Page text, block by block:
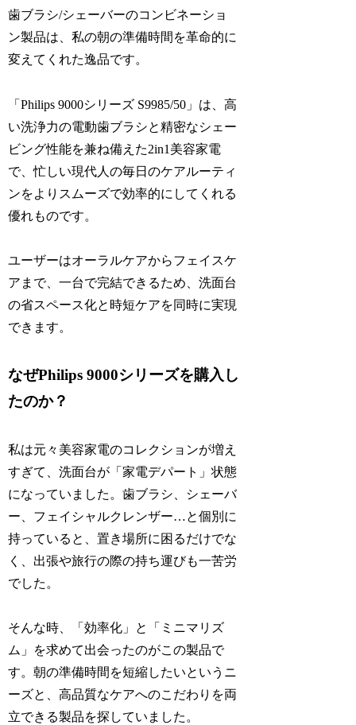
歯ブラシ/シェーバーのコンビネーショ
ン製品は、私の朝の準備時間を革命的に
変えてくれた逸品です。
「Philips 9000シリーズ S9985/50」は、高
い洗浄力の電動歯ブラシと精密なシェー
ビング性能を兼ね備えた2in1美容家電
で、忙しい現代人の毎日のケアルーティ
ンをよりスムーズで効率的にしてくれる
優れものです。
ユーザーはオーラルケアからフェイスケ
アまで、一台で完結できるため、洗面台
の省スペース化と時短ケアを同時に実現
できます。
なぜPhilips 9000シリーズを購入し
たのか？
私は元々美容家電のコレクションが増え
すぎて、洗面台が「家電デパート」状態
になっていました。歯ブラシ、シェーバ
ー、フェイシャルクレンザー…と個別に
持っていると、置き場所に困るだけでな
く、出張や旅行の際の持ち運びも一苦労
でした。
そんな時、「効率化」と「ミニマリズ
ム」を求めて出会ったのがこの製品で
す。朝の準備時間を短縮したいというニ
ーズと、高品質なケアへのこだわりを両
立できる製品を探していました。